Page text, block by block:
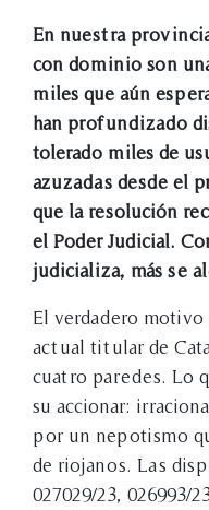
En nuestra
con dominio son
miles que aún
han profundizado
tolerado miles de
azuzadas desde el
que la resolución
el Poder Judicial.
judicializa, más se
El verdadero
actual titular de
cuatro paredes. Lo
su accionar:
por un nepotismo
de riojanos. Las
027029/23, 026993/